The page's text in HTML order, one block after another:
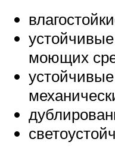
моющих